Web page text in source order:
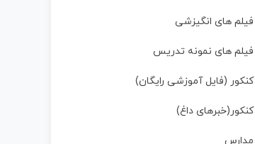
فیلم های انگیزشی
فیلم های نمونه تدریس
کنکور (فایل آموزشی رایگان)
کنکور(خبرهای داغ)
مدارس